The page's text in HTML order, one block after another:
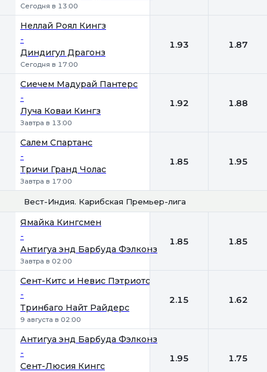
Сегодня в 13:00
Неллай Роял Кингз
-
Диндигул Драгонз
Сегодня в 17:00
1.93 1.87
Сиечем Мадурай Пантерс
-
Луча Коваи Кингз
Завтра в 13:00
1.92 1.88
Салем Спартанс
-
Тричи Гранд Чолас
Завтра в 17:00
1.85 1.95
Вест-Индия. Карибская Премьер-лига
Ямайка Кингсмен
-
Антигуа энд Барбуда Фэлконз
Завтра в 02:00
1.85 1.85
Сент-Китс и Невис Пэтриотс
-
Тринбаго Найт Райдерс
9 августа в 02:00
2.15 1.62
Антигуа энд Барбуда Фэлконз
-
Сент-Люсия Кингс
1.95 1.75